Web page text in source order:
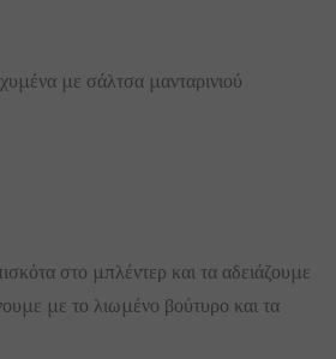
με σάλτσα μανταρινιού
στο μπλέντερ και τα αδειάζουμε
με το λιωμένο βούτυρο και τα